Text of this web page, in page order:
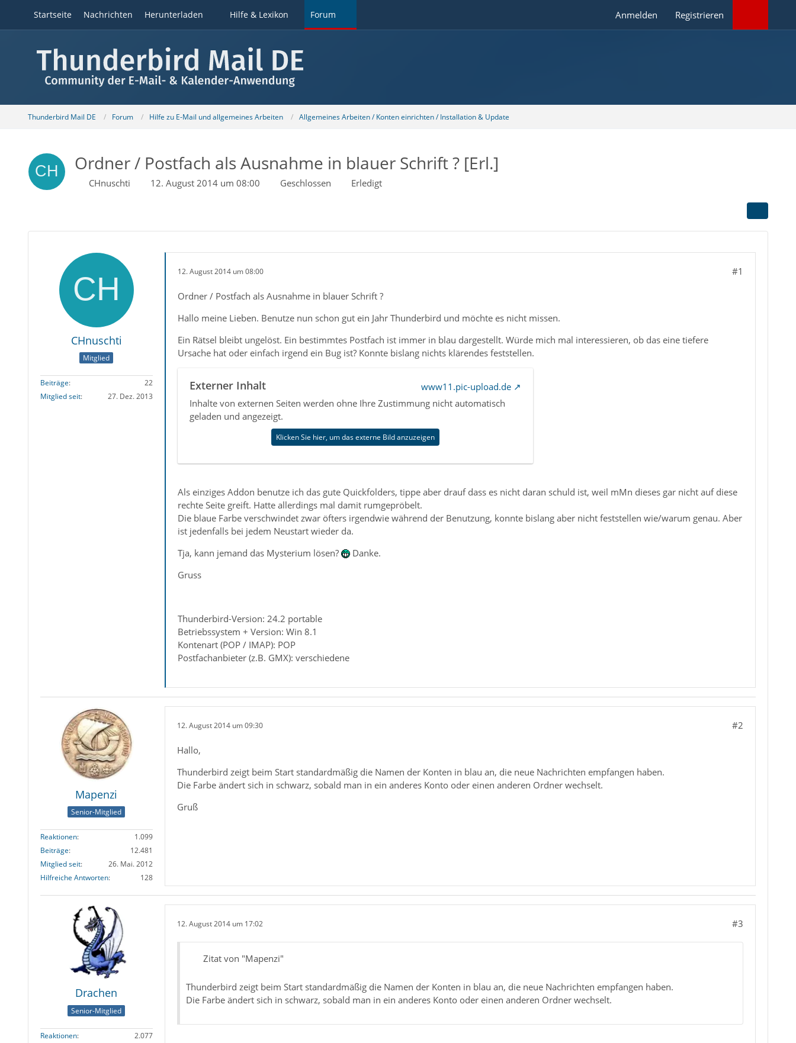
Startseite Nachrichten Herunterladen Hilfe & Lexikon Forum Anmelden Registrieren
Thunderbird Mail DE Forum Hilfe zu E-Mail und allgemeines Arbeiten Allgemeines Arbeiten / Konten einrichten / Installation & Update
Ordner / Postfach als Ausnahme in blauer Schrift ? [Erl.]
CHnuschti 12. August 2014 um 08:00 Geschlossen Erledigt
CHnuschti
Mitglied
Beiträge
22
Mitglied seit
27. Dez. 2013
12. August 2014 um 08:00 #1
Ordner / Postfach als Ausnahme in blauer Schrift ?
Hallo meine Lieben. Benutze nun schon gut ein Jahr Thunderbird und möchte es nicht missen.
Ein Rätsel bleibt ungelöst. Ein bestimmtes Postfach ist immer in blau dargestellt. Würde mich mal interessieren, ob das eine tiefere
Ursache hat oder einfach irgend ein Bug ist? Konnte bislang nichts klärendes feststellen.
Externer Inhalt
www11.pic-upload.de
Inhalte von externen Seiten werden ohne Ihre Zustimmung nicht automatisch
geladen und angezeigt.
Klicken Sie hier, um das externe Bild anzuzeigen
Als einziges Addon benutze ich das gute Quickfolders, tippe aber drauf dass es nicht daran schuld ist, weil mMn dieses gar nicht auf diese
rechte Seite greift. Hatte allerdings mal damit rumgepröbelt.
Die blaue Farbe verschwindet zwar öfters irgendwie während der Benutzung, konnte bislang aber nicht feststellen wie/warum genau. Aber
ist jedenfalls bei jedem Neustart wieder da.
Tja, kann jemand das Mysterium lösen?
Danke.
Gruss
Thunderbird-Version: 24.2 portable
Betriebssystem + Version: Win 8.1
Kontenart (POP / IMAP): POP
Postfachanbieter (z.B. GMX): verschiedene
Mapenzi
Senior-Mitglied
Reaktionen
1.099
Beiträge
12.481
Mitglied seit
26. Mai. 2012
Hilfreiche Antworten
128
12. August 2014 um 09:30 #2
Hallo,
Thunderbird zeigt beim Start standardmäßig die Namen der Konten in blau an, die neue Nachrichten empfangen haben.
Die Farbe ändert sich in schwarz, sobald man in ein anderes Konto oder einen anderen Ordner wechselt.
Gruß
Drachen
Senior-Mitglied
Reaktionen
2.077
12. August 2014 um 17:02 #3
Zitat von "Mapenzi"
Thunderbird zeigt beim Start standardmäßig die Namen der Konten in blau an, die neue Nachrichten empfangen haben.
Die Farbe ändert sich in schwarz, sobald man in ein anderes Konto oder einen anderen Ordner wechselt.